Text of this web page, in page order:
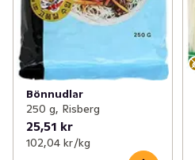
Bönnudlar
250 g, Risberg
25,51 kr
102,04 kr /kg